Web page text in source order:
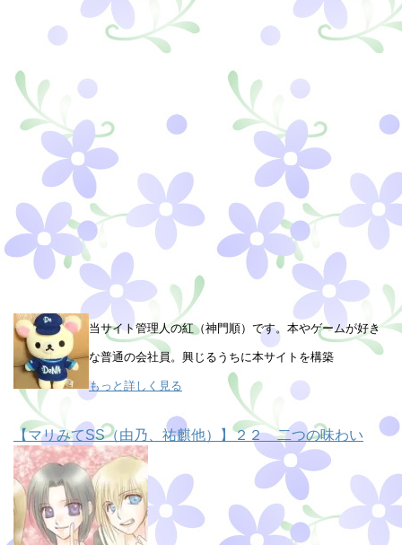
当サイト管理人の紅（神門順）です。本やゲームが好き
な普通の会社員。興じるうちに本サイトを構築
もっと詳しく見る
【マリみてSS（由乃、祐麒他）】２２ 二つの味わい